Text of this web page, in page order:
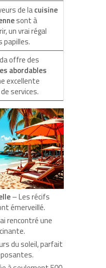
de lacuisine
sont à
un vrai régal
papilles.
offre des
abordables
excellente
services.
– Les récifs
émerveillé.
rencontré une
du soleil, parfait